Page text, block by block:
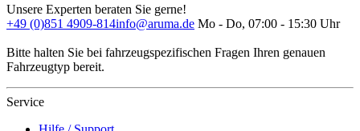
Unsere Experten beraten Sie gerne!
+49 (0)851 4909-814info@aruma.de Mo - Do, 07:00 - 15:30 Uhr
Bitte halten Sie bei fahrzeugspezifischen Fragen Ihren genauen
Fahrzeugtyp bereit.
Service